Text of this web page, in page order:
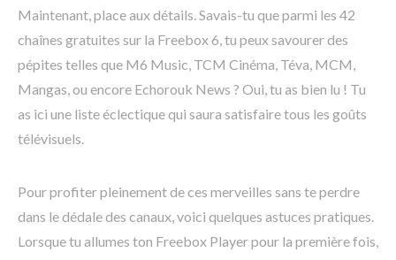
Maintenant, place aux détails. Savais-tu que parmi les 42
chaînes gratuites sur la Freebox 6, tu peux savourer des
pépites telles que M6 Music, TCM Cinéma, Téva, MCM,
Mangas, ou encore Echorouk News ? Oui, tu as bien lu ! Tu
as ici une liste éclectique qui saura satisfaire tous les goûts
télévisuels.
Pour profiter pleinement de ces merveilles sans te perdre
dans le dédale des canaux, voici quelques astuces pratiques.
Lorsque tu allumes ton Freebox Player pour la première fois,